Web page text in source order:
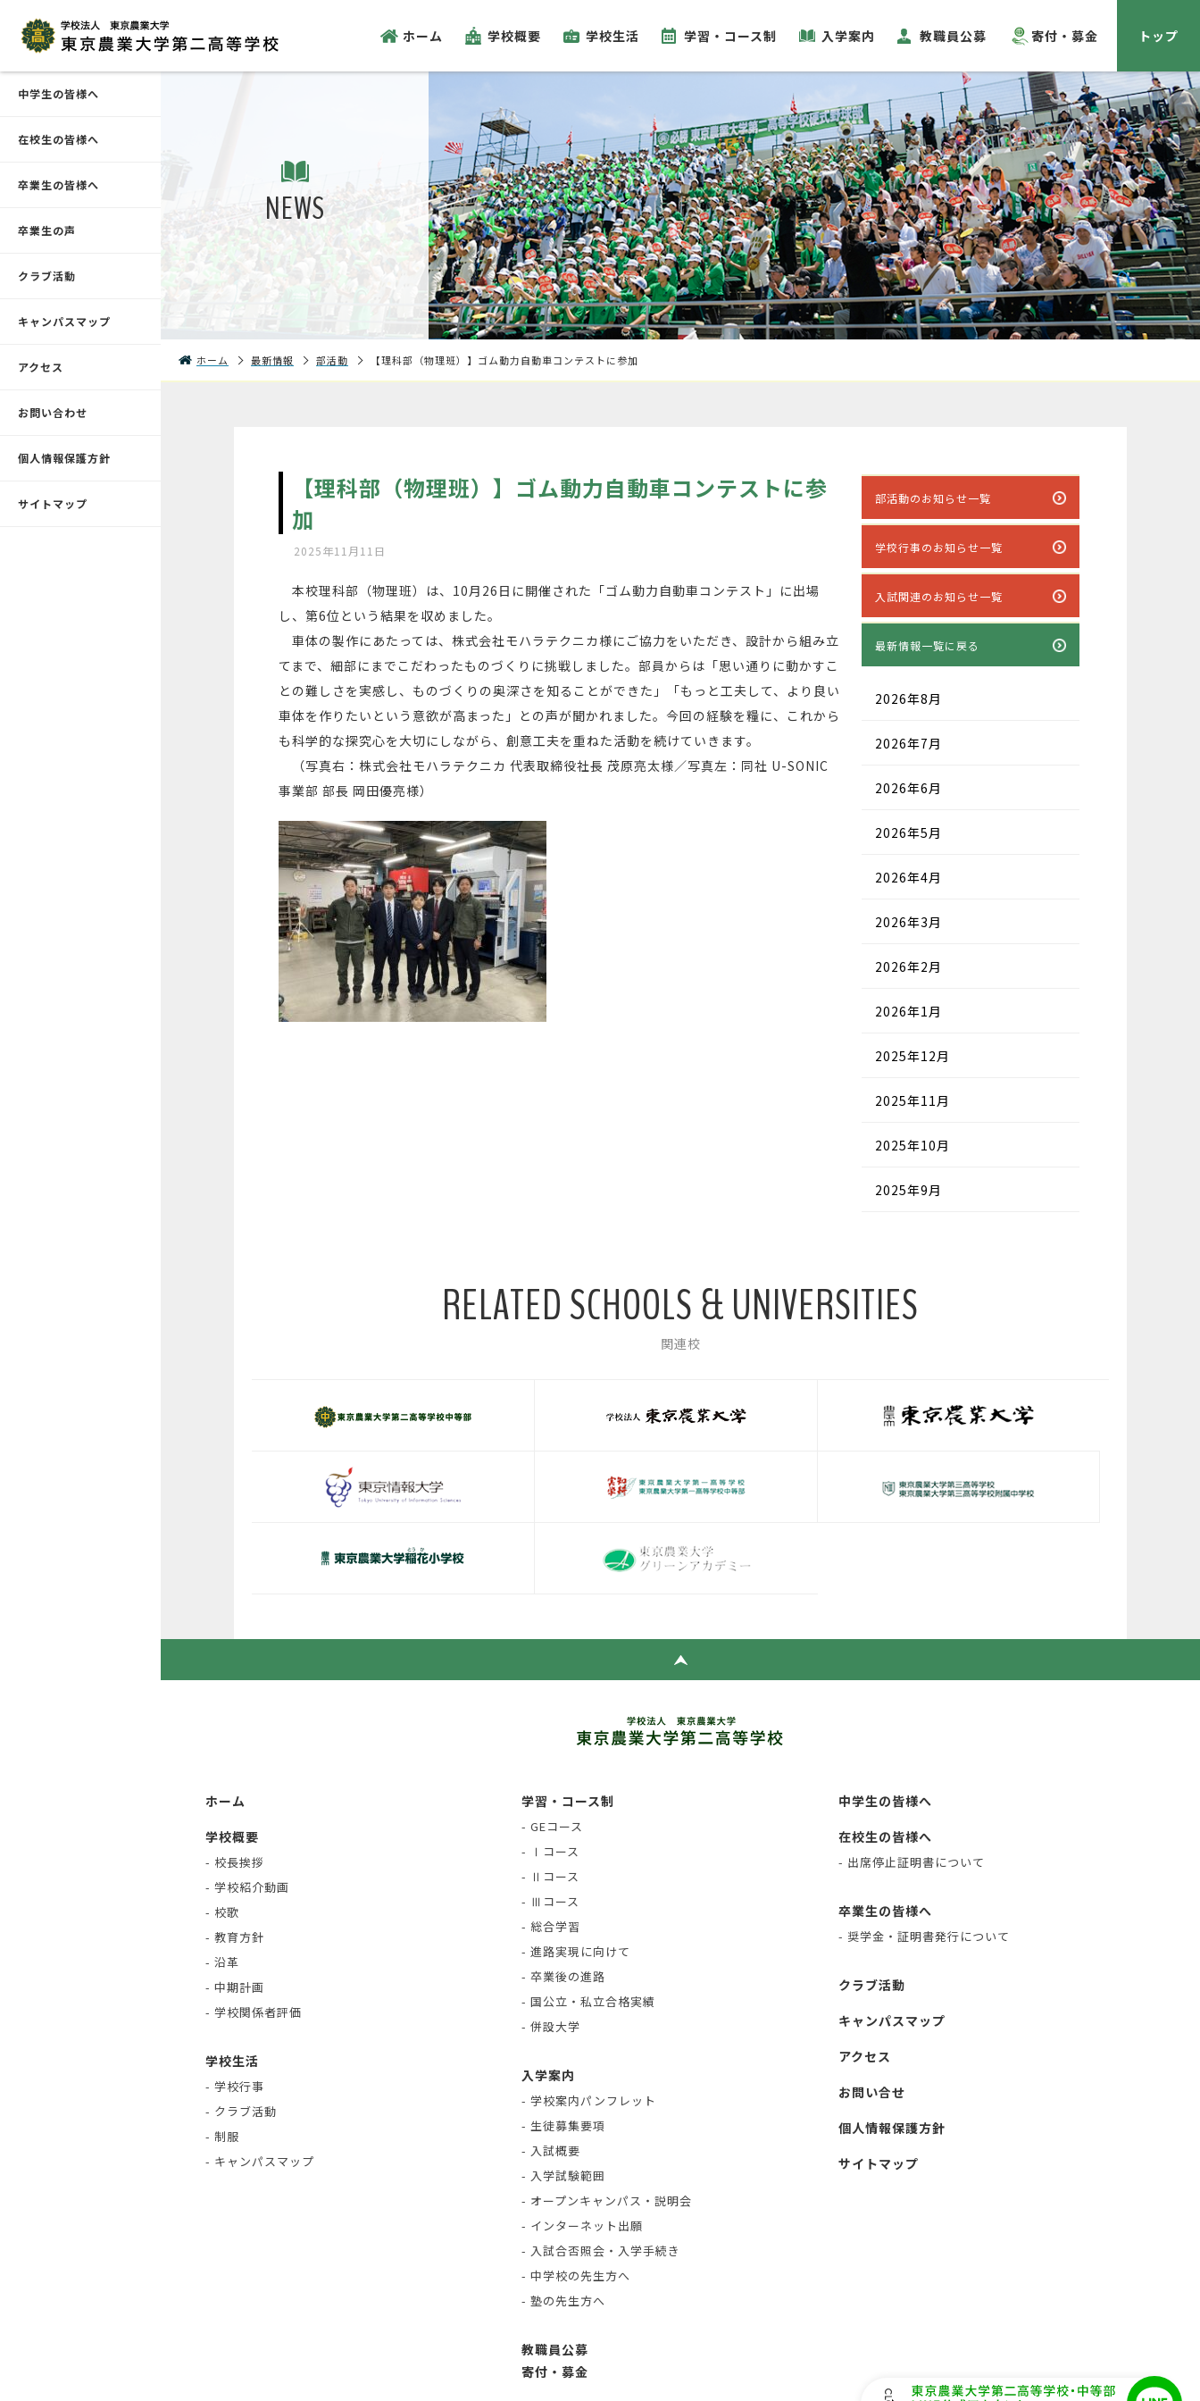
ホーム 学校概要 学校生活 学習・コース制 入学案内 教職員公募 寄付・募金 トップ
中学生の皆様へ
在校生の皆様へ
卒業生の皆様へ
卒業生の声
クラブ活動
キャンパスマップ
アクセス
お問い合わせ
個人情報保護方針
サイトマップ
NEWS
ホーム 最新情報 部活動 【理科部（物理班）】ゴム動力自動車コンテストに参加
【理科部（物理班）】ゴム動力自動車コンテストに参
加
2025年11月11日
本校理科部（物理班）は、10月26日に開催された「ゴム動力自動車コンテスト」に出場
し、第6位という結果を収めました。
車体の製作にあたっては、株式会社モハラテクニカ様にご協力をいただき、設計から組み立
てまで、細部にまでこだわったものづくりに挑戦しました。部員からは「思い通りに動かすこ
との難しさを実感し、ものづくりの奥深さを知ることができた」「もっと工夫して、より良い
車体を作りたいという意欲が高まった」との声が聞かれました。今回の経験を糧に、これから
も科学的な探究心を大切にしながら、創意工夫を重ねた活動を続けていきます。
（写真右：株式会社モハラテクニカ 代表取締役社長 茂原亮太様／写真左：同社 U-SONIC
事業部 部長 岡田優亮様）
部活動のお知らせ一覧
学校行事のお知らせ一覧
入試関連のお知らせ一覧
最新情報一覧に戻る
2026年8月
2026年7月
2026年6月
2026年5月
2026年4月
2026年3月
2026年2月
2026年1月
2025年12月
2025年11月
2025年10月
2025年9月
RELATED SCHOOLS & UNIVERSITIES
関連校
ホーム
学校概要
- 校長挨拶
- 学校紹介動画
- 校歌
- 教育方針
- 沿革
- 中期計画
- 学校関係者評価
学校生活
- 学校行事
- クラブ活動
- 制服
- キャンパスマップ
学習・コース制
- GEコース
- Ⅰコース
- Ⅱコース
- Ⅲコース
- 総合学習
- 進路実現に向けて
- 卒業後の進路
- 国公立・私立合格実績
- 併設大学
入学案内
- 学校案内パンフレット
- 生徒募集要項
- 入試概要
- 入学試験範囲
- オープンキャンパス・説明会
- インターネット出願
- 入試合否照会・入学手続き
- 中学校の先生方へ
- 塾の先生方へ
教職員公募
寄付・募金
中学生の皆様へ
在校生の皆様へ
- 出席停止証明書について
卒業生の皆様へ
- 奨学金・証明書発行について
クラブ活動
キャンパスマップ
アクセス
お問い合せ
個人情報保護方針
サイトマップ